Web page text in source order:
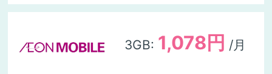
3GB: 1,078円 /月